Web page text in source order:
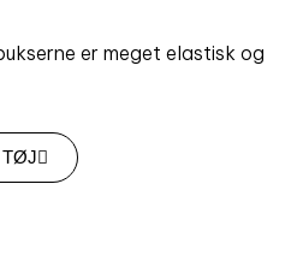
er meget elastisk og
TØJ